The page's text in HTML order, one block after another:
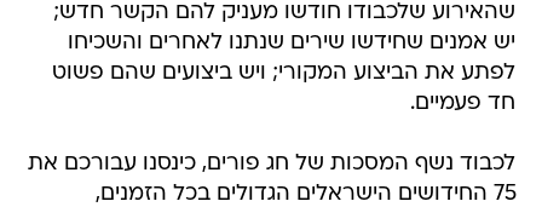
שהאירוע שלכבודו חודשו מעניק להם הקשר חדש;
יש אמנים שחידשו שירים שנתנו לאחרים והשכיחו
לפתע את הביצוע המקורי; ויש ביצועים שהם פשוט
חד פעמיים.
לכבוד נשף המסכות של חג פורים, כינסנו עבורכם את
75 החידושים הישראלים הגדולים בכל הזמנים,